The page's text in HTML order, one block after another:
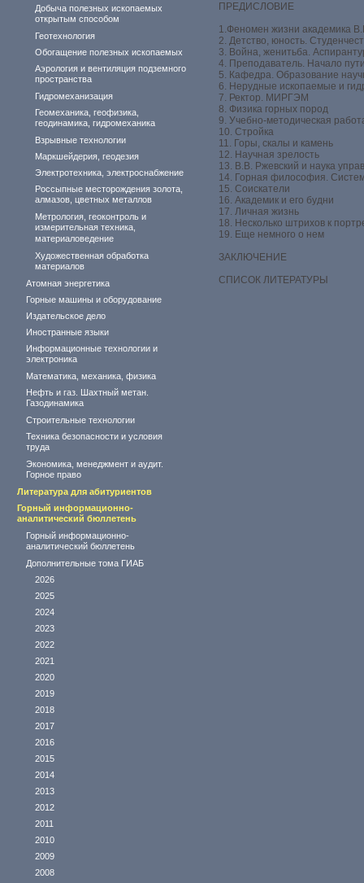
Добыча полезных ископаемых
открытым способом
Геотехнология
Обогащение полезных ископаемых
Аэрология и вентиляция подземного
пространства
Гидромеханизация
Геомеханика, геофизика,
геодинамика, гидромеханика
Взрывные технологии
Маркшейдерия, геодезия
Электротехника, электроснабжение
Россыпные месторождения золота,
алмазов, цветных металлов
Метрология, геоконтроль и
измерительная техника,
материаловедение
Художественная обработка
материалов
Атомная энергетика
Горные машины и оборудование
Издательское дело
Иностранные языки
Информационные технологии и
электроника
Математика, механика, физика
Нефть и газ. Шахтный метан.
Газодинамика
Строительные технологии
Техника безопасности и условия
труда
Экономика, менеджмент и аудит.
Горное право
Литература для абитуриентов
Горный информационно-
аналитический бюллетень
Горный информационно-
аналитический бюллетень
Дополнительные тома ГИАБ
2026
2025
2024
2023
2022
2021
2020
2019
2018
2017
2016
2015
2014
2013
2012
2011
2010
2009
2008
ПРЕДИСЛОВИЕ
1.Феномен жизни академика
2. Детство, юность.
3. Война, женитьба.
4. Преподаватель. Начало
5. Кафедра. Образование
6. Нерудные ископаемые и
7. Ректор. МИРГЭМ
8. Физика горных пород
9. Учебно-методическая
10. Стройка
11. Горы, скалы и камень
12. Научная зрелость
13. В.В. Ржевский и наука
14. Горная философия.
15. Соискатели
16. Академик и его будни
17. Личная жизнь
18. Несколько штрихов к
19. Еще немного о нем
ЗАКЛЮЧЕНИЕ
СПИСОК ЛИТЕРАТУРЫ